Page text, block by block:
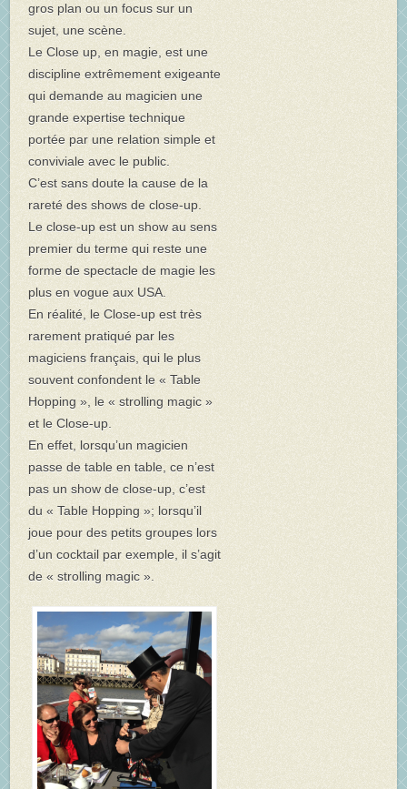
gros plan ou un focus sur un
sujet, une scène.
Le Close up, en magie, est une
discipline extrêmement exigeante
qui demande au magicien une
grande expertise technique
portée par une relation simple et
conviviale avec le public.
C’est sans doute la cause de la
rareté des shows de close-up.
Le close-up est un show au sens
premier du terme qui reste une
forme de spectacle de magie les
plus en vogue aux USA.
En réalité, le Close-up est très
rarement pratiqué par les
magiciens français, qui le plus
souvent confondent le « Table
Hopping », le « strolling magic »
et le Close-up.
En effet, lorsqu’un magicien
passe de table en table, ce n’est
pas un show de close-up, c’est
du « Table Hopping »; lorsqu’il
joue pour des petits groupes lors
d’un cocktail par exemple, il s’agit
de « strolling magic ».